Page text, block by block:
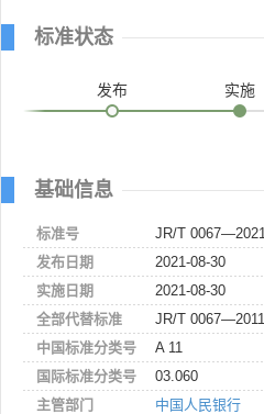
标准状态
发布 实施
基础信息
标准号
JR/T 0067—2021
发布日期
2021-08-30
实施日期
2021-08-30
全部代替标准
JR/T 0067—2011
中国标准分类号
A 11
国际标准分类号
03.060
主管部门
中国人民银行